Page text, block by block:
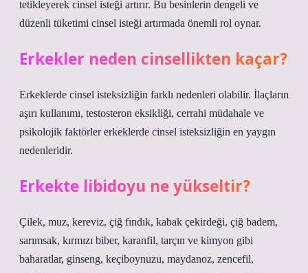
tetikleyerek cinsel isteği artırır. Bu besinlerin dengeli ve
düzenli tüketimi cinsel isteği artırmada önemli rol oynar.
Erkekler neden cinsellikten kaçar?
Erkeklerde cinsel isteksizliğin farklı nedenleri olabilir. İlaçların
aşırı kullanımı, testosteron eksikliği, cerrahi müdahale ve
psikolojik faktörler erkeklerde cinsel isteksizliğin en yaygın
nedenleridir.
Erkekte libidoyu ne yükseltir?
Çilek, muz, kereviz, çiğ fındık, kabak çekirdeği, çiğ badem,
sarımsak, kırmızı biber, karanfil, tarçın ve kimyon gibi
baharatlar, ginseng, keçiboynuzu, maydanoz, zencefil,